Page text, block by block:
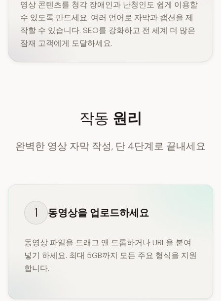
영상 콘텐츠를 청각 장애인과 난청인도 쉽게 이용할
수 있도록 만드세요. 여러 언어로 자막과 캡션을 제
작할 수 있습니다. SEO를 강화하고 전 세계 더 많은
잠재 고객에게 도달하세요.
작동 원리
완벽한 영상 자막 작성, 단 4단계로 끝내세요
1 동영상을 업로드하세요
동영상 파일을 드래그 앤 드롭하거나 URL을 붙여
넣기 하세요. 최대 5GB까지 모든 주요 형식을 지원
합니다.